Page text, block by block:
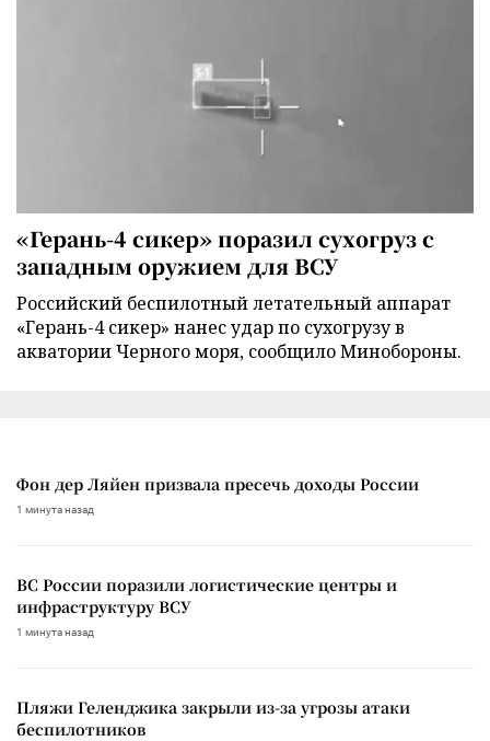
«Герань-4 сикер» поразил сухогруз с
западным оружием для ВСУ
Российский беспилотный летательный аппарат
«Герань-4 сикер» нанес удар по сухогрузу в
акватории Черного моря, сообщило Минобороны.
Фон дер Ляйен призвала пресечь доходы России
1 минута назад
ВС России поразили логистические центры и
инфраструктуру ВСУ
1 минута назад
Пляжи Геленджика закрыли из-за угрозы атаки
беспилотников